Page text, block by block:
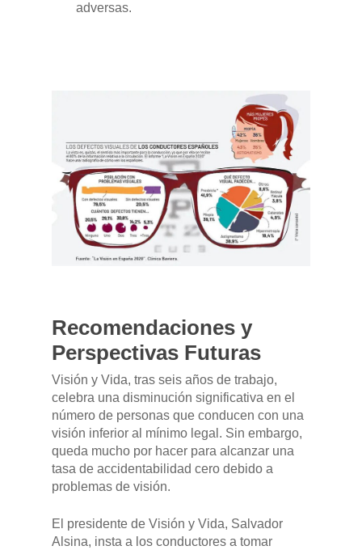
adversas.
Recomendaciones y
Perspectivas Futuras
Visión y Vida, tras seis años de trabajo,
celebra una disminución significativa en el
número de personas que conducen con una
visión inferior al mínimo legal. Sin embargo,
queda mucho por hacer para alcanzar una
tasa de accidentabilidad cero debido a
problemas de visión.
El presidente de Visión y Vida, Salvador
Alsina, insta a los conductores a tomar
GAMA
DFSK 500
DFSK E5
DFSK 600
SOBRE DFSK
RENTING
Garantías
Mantenimiento
Manuales y catálogos
Accesorios
BLOG
CONTACTO